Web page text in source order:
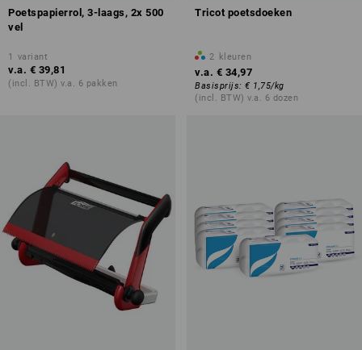
Poetspapierrol, 3-laags, 2x 500
vel
1 variant
v.a. € 39,81
(incl. BTW) v.a. 6 pakken
Tricot poetsdoeken
2 kleuren
v.a. € 34,97
Basisprijs: € 1,75/kg
(incl. BTW) v.a. 6 dozen